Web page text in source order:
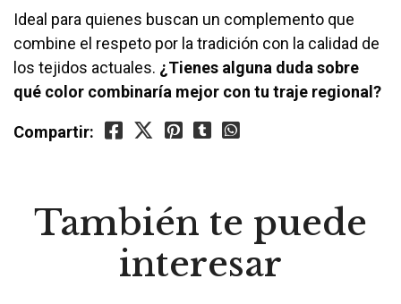
Ideal para quienes buscan un complemento que
combine el respeto por la tradición con la calidad de
los tejidos actuales. ¿Tienes alguna duda sobre
qué color combinaría mejor con tu traje regional?
Compartir:
También te puede
interesar